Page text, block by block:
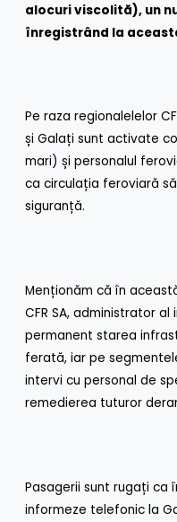
alocuri viscolită), un
înregistrând la
Pe raza regionalelelor
și Galați sunt activate
mari) și personalul
ca circulația feroviară
siguranță.
Menționăm că în
CFR SA, administrator
permanent starea
ferată, iar pe
intervi cu personal de
remedierea tuturor
Pasagerii sunt rugați ca
informeze telefonic la